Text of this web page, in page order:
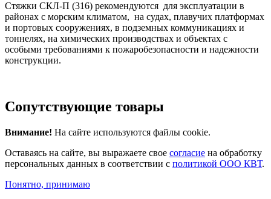
Стяжки СКЛ-П (316) рекомендуются для эксплуатации в
районах с морским климатом, на судах, плавучих платформах
и портовых сооружениях, в подземных коммуникациях и
тоннелях, на химических производствах и объектах с
особыми требованиями к пожаробезопасности и надежности
конструкции.
Сопутствующие товары
Внимание! На сайте используются файлы cookie.
Оставаясь на сайте, вы выражаете свое согласие на обработку
персональных данных в соответствии с политикой ООО КВТ.
Понятно, принимаю